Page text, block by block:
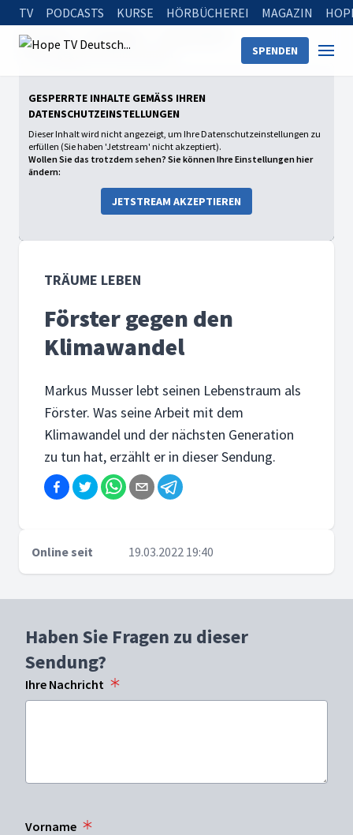
TV PODCASTS KURSE HÖRBÜCHEREI MAGAZIN
SPENDEN
Startseite
Förster gegen den Klimawandel
GESPERRTE INHALTE GEMÄSS IHREN D
ATENSCHUTZEINSTELLUNGEN
Dieser Inhalt wird nicht angezeigt, um Ihre Datenschutzeinstellungen zu
erfüllen (Sie haben 'Jetstream' nicht akzeptiert).
Wollen Sie das trotzdem sehen? Sie können Ihre Einstellungen hier
ändern:
JETSTREAM AKZEPTIEREN
TRÄUME LEBEN
Förster gegen den
Klimawandel
Markus Musser lebt seinen Lebenstraum als
Förster. Was seine Arbeit mit dem
Klimawandel und der nächsten Generation
zu tun hat, erzählt er in dieser Sendung.
Online seit 19.03.2022 19:40
Haben Sie Fragen zu dieser
Sendung?
Ihre Nachricht
Vorname